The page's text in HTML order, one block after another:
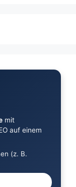
mit
auf einem
(z. B.